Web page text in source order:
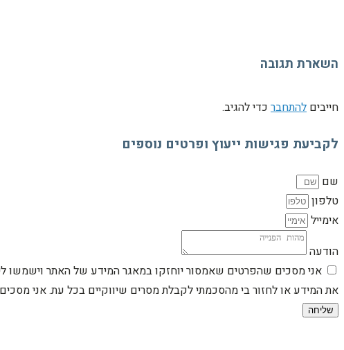
השארת תגובה
חייבים להתחבר כדי להגיב.
לקביעת פגישות ייעוץ ופרטים נוספים
שם
טלפון
אימייל
הודעה
אני מסכים שהפרטים שאמסור יוחזקו במאגר המידע של האתר וישמשו
את המידע או לחזור בי מהסכמתי לקבלת מסרים שיווקיים בכל עת. אני
שליחה